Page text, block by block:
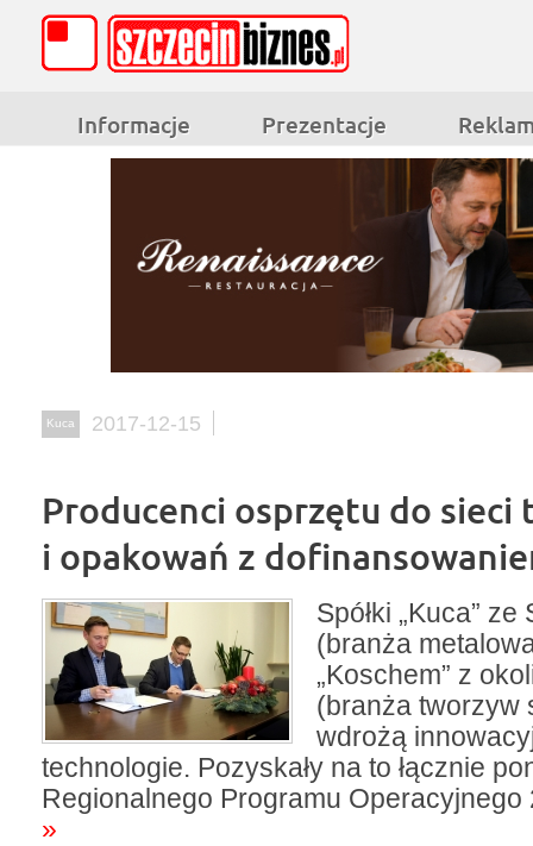
Informacje Prezentacje
Kuca 2017-12-15
Producenci osprzętu do sieci
i opakowań z
Spółki „Kuca”
(branża
„Koschem” z
(branża tworzyw
wdrożą
technologie. Pozyskały na to łącznie
Regionalnego Programu Operacyjnego
»